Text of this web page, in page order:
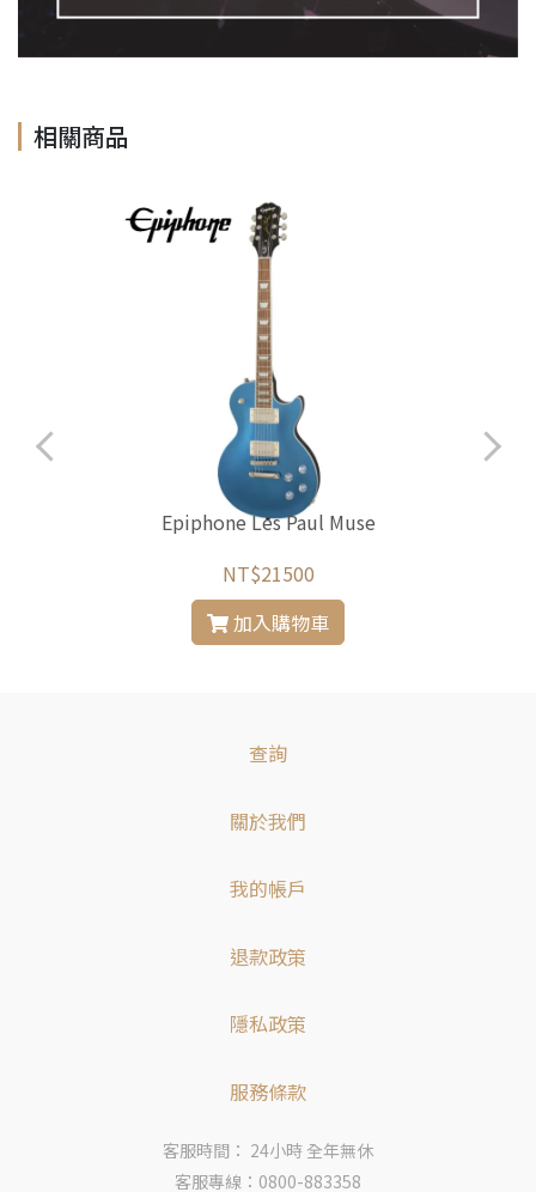
相關商品
Epiphone Les Paul Muse
NT$21500
加入購物車
查詢
關於我們
我的帳戶
退款政策
隱私政策
服務條款
客服時間： 24小時 全年無休
客服專線：0800-883358